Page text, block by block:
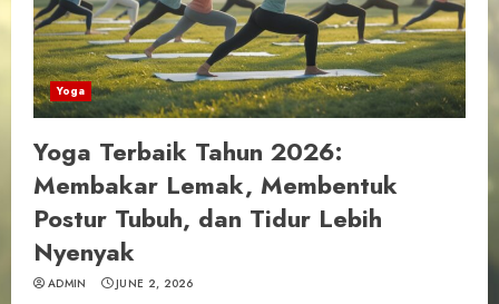
Yoga
Yoga Terbaik Tahun 2026:
Membakar Lemak, Membentuk
Postur Tubuh, dan Tidur Lebih
Nyenyak
ADMIN JUNE 2, 2026